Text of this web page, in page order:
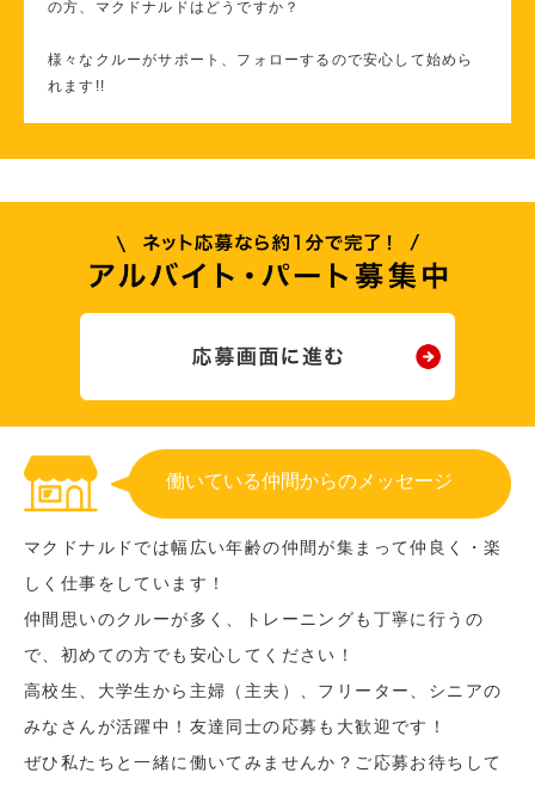
の方、マクドナルドはどうですか？
様々なクルーがサポート、フォローするので安心して始めら
れます!!
働いている仲間からのメッセージ
マクドナルドでは幅広い年齢の仲間が集まって仲良く・楽
しく仕事をしています！
仲間思いのクルーが多く、トレーニングも丁寧に行うの
で、初めての方でも安心してください！
高校生、大学生から主婦（主夫）、フリーター、シニアの
みなさんが活躍中！友達同士の応募も大歓迎です！
ぜひ私たちと一緒に働いてみませんか？ご応募お待ちして